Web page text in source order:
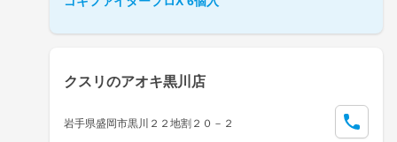
クスリのアオキ黒川店
岩手県盛岡市黒川２２地割２０－２